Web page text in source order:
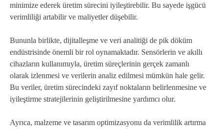
minimize ederek üretim sürecini iyileştirebilir. Bu sayede işgücü
verimliliği artabilir ve maliyetler düşebilir.
Bununla birlikte, dijitalleşme ve veri analitiği de pik döküm
endüstrisinde önemli bir rol oynamaktadır. Sensörlerin ve akıllı
cihazların kullanımıyla, üretim süreçlerinin gerçek zamanlı
olarak izlenmesi ve verilerin analiz edilmesi mümkün hale gelir.
Bu veriler, üretim sürecindeki zayıf noktaların belirlenmesine ve
iyileştirme stratejilerinin geliştirilmesine yardımcı olur.
Ayrıca, malzeme ve tasarım optimizasyonu da verimlilik artırma